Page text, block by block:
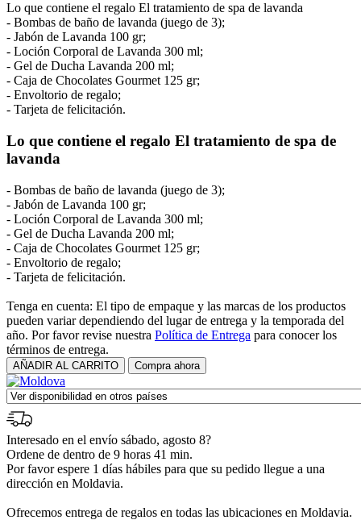
Lo que contiene el regalo El tratamiento de spa de lavanda
- Bombas de baño de lavanda (juego de 3);
- Jabón de Lavanda 100 gr;
- Loción Corporal de Lavanda 300 ml;
- Gel de Ducha Lavanda 200 ml;
- Caja de Chocolates Gourmet 125 gr;
- Envoltorio de regalo;
- Tarjeta de felicitación.
Lo que contiene el regalo El tratamiento de spa de
lavanda
- Bombas de baño de lavanda (juego de 3);
- Jabón de Lavanda 100 gr;
- Loción Corporal de Lavanda 300 ml;
- Gel de Ducha Lavanda 200 ml;
- Caja de Chocolates Gourmet 125 gr;
- Envoltorio de regalo;
- Tarjeta de felicitación.
Tenga en cuenta: El tipo de empaque y las marcas de los productos
pueden variar dependiendo del lugar de entrega y la temporada del
año. Por favor revise nuestra Política de Entrega para conocer los
términos de entrega.
Interesado en el envío sábado, agosto 8?
Ordene de dentro de 9 horas 41 min.
Por favor espere 1 días hábiles para que su pedido llegue a una
dirección en Moldavia.
Ofrecemos entrega de regalos en todas las ubicaciones en Moldavia.